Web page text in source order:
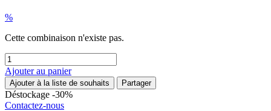
%
Cette combinaison n'existe pas.
Ajouter au panier
Ajouter à la liste de souhaits Partager
Déstockage -30%
Contactez-nous